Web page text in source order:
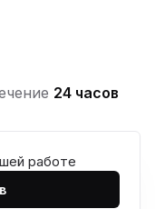
24 часов
работе